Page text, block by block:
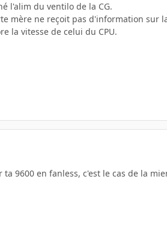
l'alim du ventilo de la CG.
mère ne reçoit pas d'information sur
la vitesse de celui du CPU.
9600 en fanless, c'est le cas de la